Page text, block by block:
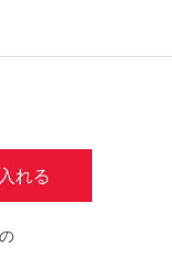
れる